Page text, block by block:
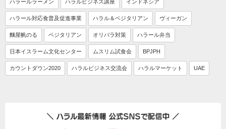
ハラールラーメン ハラルビジネス講座 インドネシア
ハラール対応食普及促進事業 ハラル＆ベジタリアン ヴィーガン
麵屋帆のる ベジタリアン オリパラ対策 ハラール弁当
日本イスラーム文化センター ムスリム試食会 BPJPH
カウントダウン2020 ハラルビジネス交流会 ハラルマーケット UAE